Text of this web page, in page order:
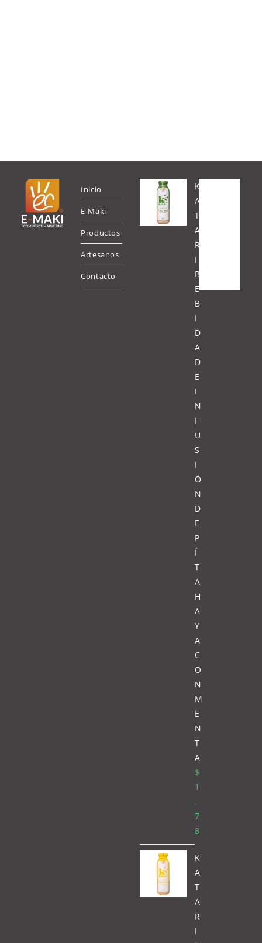
Inicio
E-Maki
Productos
Artesanos
Contacto
K
A
T
A
R
I
B
E
B
I
D
A
D
E
I
N
F
U
S
I
Ó
N
D
E
P
Í
T
A
H
A
Y
A
C
O
N
M
E
N
T
A
$
1
.
7
8
K
A
T
A
R
I